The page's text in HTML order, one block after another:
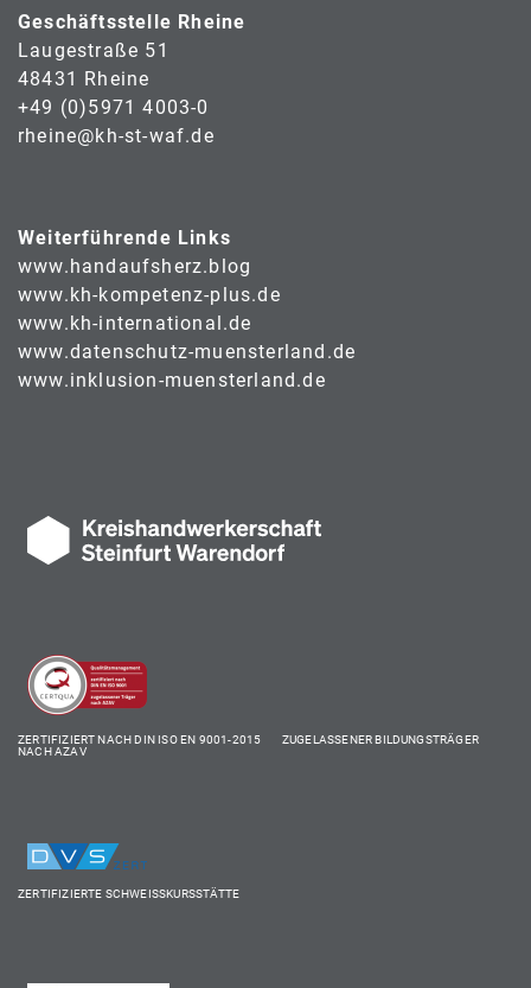
Geschäftsstelle Rheine
Laugestraße 51
48431 Rheine
+49 (0)5971 4003-0
rheine@kh-st-waf.de
Weiterführende Links
www.handaufsherz.blog
www.kh-kompetenz-plus.de
www.kh-international.de
www.datenschutz-muensterland.de
www.inklusion-muensterland.de
ZERTIFIZIERT NACH DIN ISO EN 9001-2015 ZUGELASSENER BILDUNGSTRÄGER
NACH AZAV
ZERTIFIZIERTE SCHWEISSKURSSTÄTTE